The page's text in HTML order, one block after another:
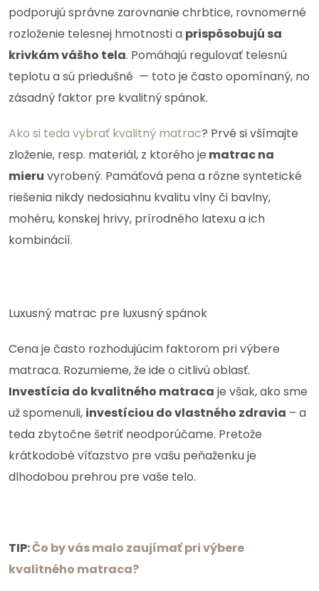
podporujú správne zarovnanie chrbtice, rovnomerné
rozloženie telesnej hmotnosti a prispôsobujú sa
krivkám vášho tela. Pomáhajú regulovať telesnú
teplotu a sú priedušné — toto je často opomínaný, no
zásadný faktor pre kvalitný spánok.
Ako si teda vybrať kvalitný matrac? Prvé si všímajte
zloženie, resp. materiál, z ktorého je matrac na
mieru vyrobený. Pamäťová pena a rôzne syntetické
riešenia nikdy nedosiahnu kvalitu vlny či bavlny,
mohéru, konskej hrivy, prírodného latexu a ich
kombinácií.
Luxusný matrac pre luxusný spánok
Cena je často rozhodujúcim faktorom pri výbere
matraca. Rozumieme, že ide o citlivú oblasť.
Investícia do kvalitného matraca je však, ako sme
už spomenuli, investíciou do vlastného zdravia – a
teda zbytočne šetriť neodporúčame. Pretože
krátkodobé víťazstvo pre vašu peňaženku je
dlhodobou prehrou pre vaše telo.
TIP:Čo by vás malo zaujímať pri výbere
kvalitného matraca?